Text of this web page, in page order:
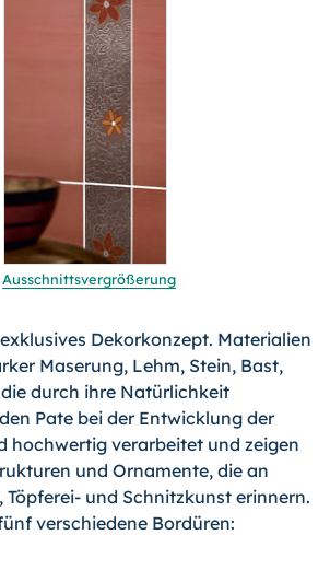
Ausschnittsvergrößerung
Dekorkonzept. Materialien
Maserung, Lehm, Stein, Bast,
durch ihre Natürlichkeit
Pate bei der Entwicklung der
hochwertig verarbeitet und zeigen
und Ornamente, die an
Töpferei- und Schnitzkunst erinnern.
verschiedene Bordüren: